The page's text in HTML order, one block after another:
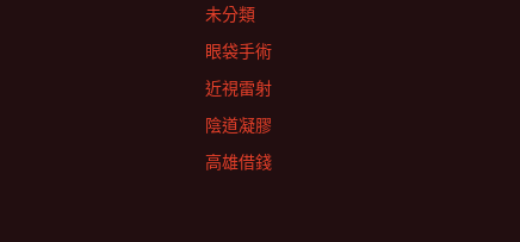
未分類
眼袋手術
近視雷射
陰道凝膠
高雄借錢